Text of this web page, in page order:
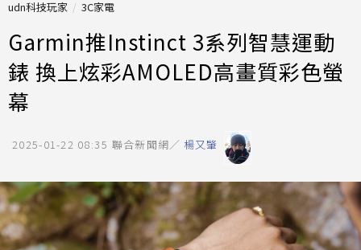
udn科技玩家 3C家電
Garmin推Instinct 3系列智慧運動
錶 換上炫彩AMOLED高畫質彩色螢
幕
2025-01-22 08:35 聯合新聞網／ 楊又肇